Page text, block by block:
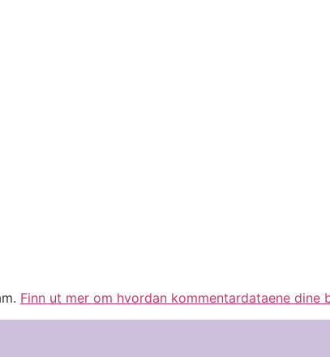
Finn ut mer om hvordan kommentardataene dine